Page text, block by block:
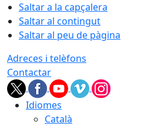
Saltar a la capçalera
Saltar al contingut
Saltar al peu de pàgina
Adreces i telèfons
Contactar
Idiomes
Català